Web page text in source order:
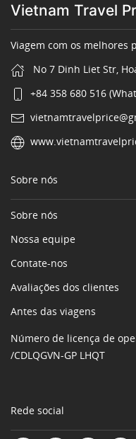
Vietnam Travel
Viagem com os melhores
No 7 Dinh Liet Str,
+84 358 680 516
Sobre nós
Sobre nós
Nossa equipe
Contate-nos
Avaliações dos clientes
Antes das viagens
Número de licença de
/CDLQGVN-GP LHQT
Rede social